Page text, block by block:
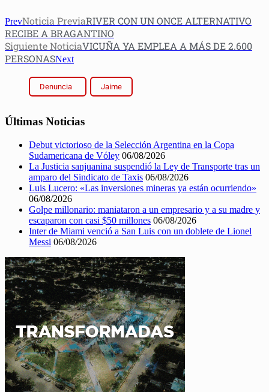
PrevNoticia PreviaRIVER CON UN ONCE ALTERNATIVO
RECIBE A BRAGANTINO
Siguiente NoticiaVICUÑA YA EMPLEA A MÁS DE 2.600
PERSONASNext
Denuncia Jaime
Últimas Noticias
Debut victorioso de la Selección Argentina en la Copa
Sudamericana de Vóley 06/08/2026
La Justicia sanjuanina suspendió la Ley de Transporte tras un
amparo del Sindicato de Taxis 06/08/2026
Luis Lucero: «Las inversiones mineras ya están ocurriendo»
06/08/2026
Golpe millonario: maniataron a un empresario y a su madre y
escaparon con casi $50 millones 06/08/2026
Inter de Miami venció a San Luis con un doblete de Lionel
Messi 06/08/2026